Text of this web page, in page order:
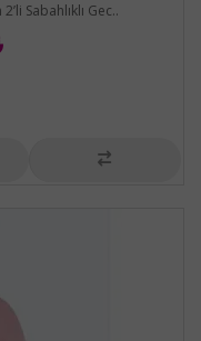
Sabahlıklı Gec..